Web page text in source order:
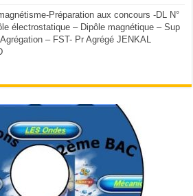
Préparation aux concours -DL N°
électrostatique – Dipôle magnétique – Sup
– FST- Pr Agrégé JENKAL